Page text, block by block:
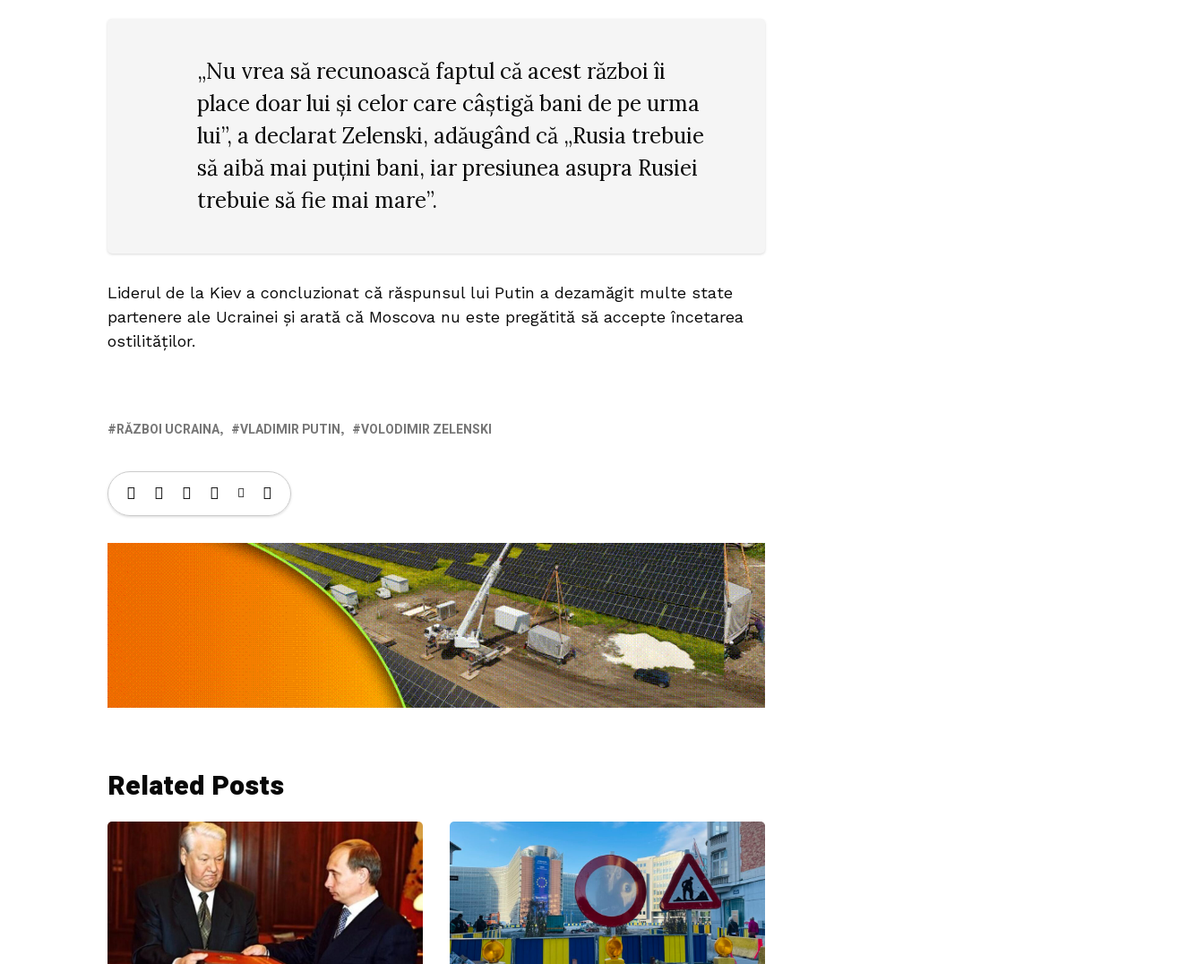
„Nu vrea să recunoască faptul că acest război îi
place doar lui și celor care câștigă bani de pe urma
lui”, a declarat Zelenski, adăugând că „Rusia trebuie
să aibă mai puțini bani, iar presiunea asupra Rusiei
trebuie să fie mai mare”.
Liderul de la Kiev a concluzionat că răspunsul lui Putin a dezamăgit multe state
partenere ale Ucrainei și arată că Moscova nu este pregătită să accepte încetarea
ostilităților.
RĂZBOI UCRAINA VLADIMIR PUTIN VOLODIMIR ZELENSKI
Related Posts